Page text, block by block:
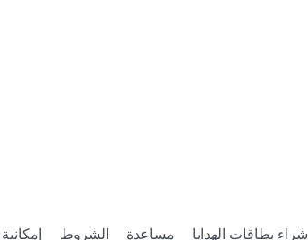
شراء بطاقات الهدايا مساعدة الشروط